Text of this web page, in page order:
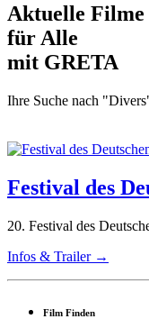
Aktuelle Filme
für Alle
mit GRETA
Ihre Suche nach
Festival des
20. Festival des
Infos & Trailer →
Film Finden